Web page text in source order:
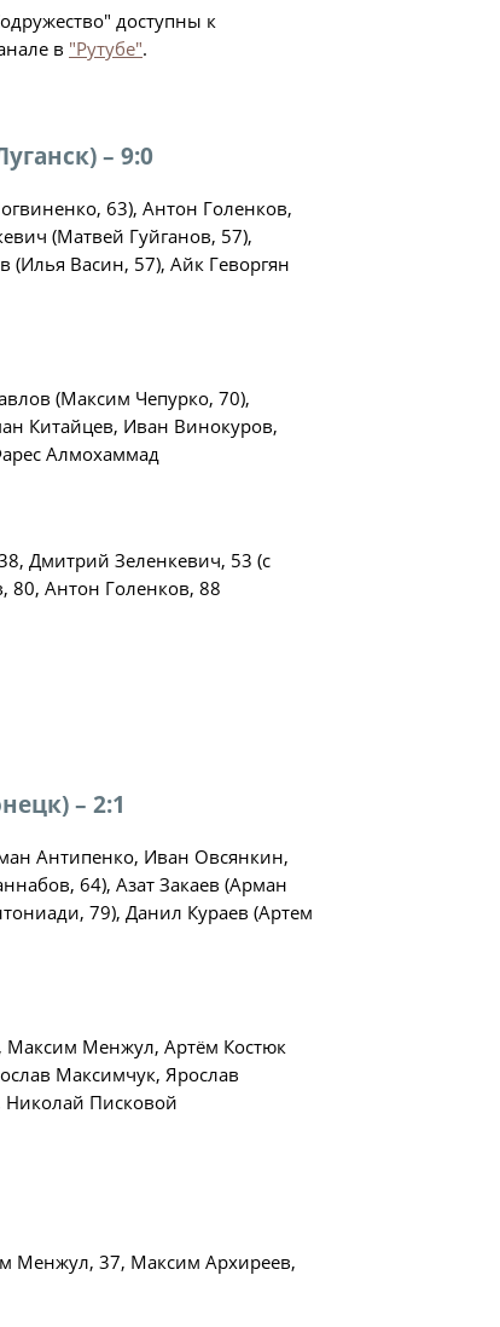
по футболу
2009-2010 годов
2011-2012 годов
комитет
доступны к
в "Рутубе".
– 9:0
63), Антон Голенков,
(Матвей Гуйганов, 57),
Васин, 57), Айк Геворгян
(Максим Чепурко, 70),
Китайцев, Иван Винокуров,
Алмохаммад
Дмитрий Зеленкевич, 53 (с
80, Антон Голенков, 88
– 2:1
Антипенко, Иван Овсянкин,
64), Азат Закаев (Арман
79), Данил Кураев (Артем
Менжул, Артём Костюк
Максимчук, Ярослав
Николай Писковой
Менжул, 37, Максим Архиреев,